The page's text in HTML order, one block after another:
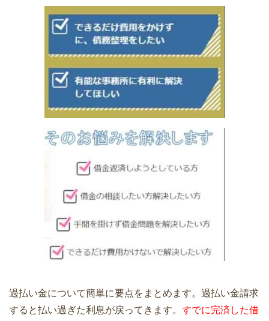
過払い金について簡単に要点をまとめます。過払い金請求
すると払い過ぎた利息が戻ってきます。 すでに完済した借